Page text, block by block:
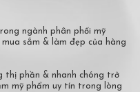
ngành phân phối mỹ
sắm & làm đẹp của hàng
thị phần & nhanh chóng trở
mỹ phẩm uy tín trong lòng